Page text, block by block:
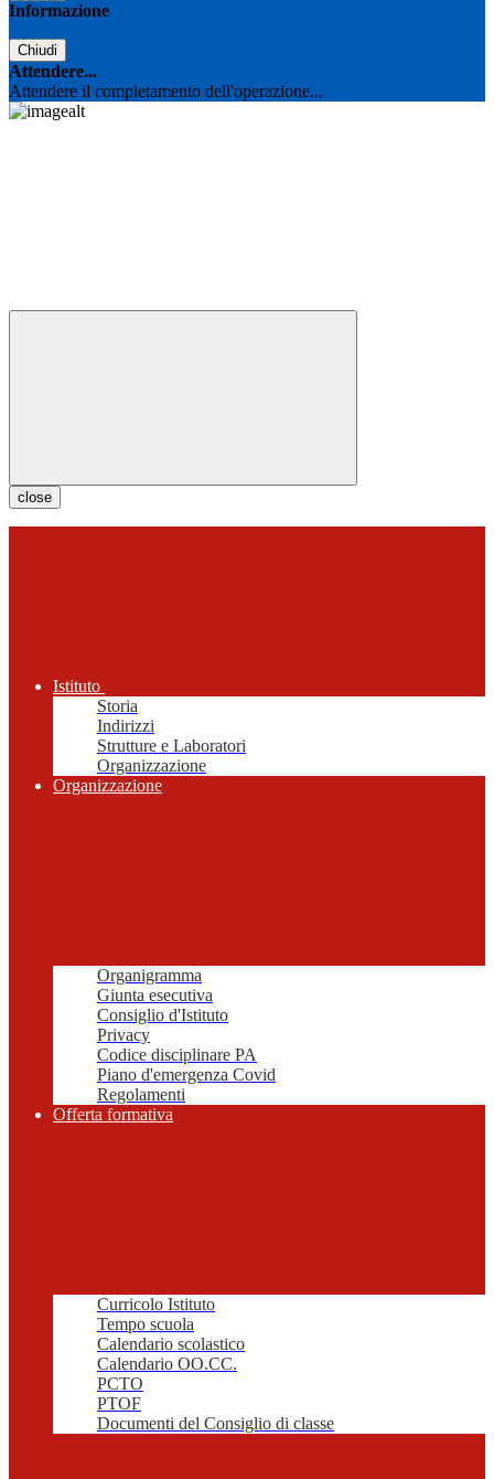
Informazione
Chiudi
Attendere...
Attendere il completamento dell'operazione...
close
Istituto
Storia
Indirizzi
Strutture e Laboratori
Organizzazione
Organizzazione
Organigramma
Giunta esecutiva
Consiglio d'Istituto
Privacy
Codice disciplinare PA
Piano d'emergenza Covid
Regolamenti
Offerta formativa
Curricolo Istituto
Tempo scuola
Calendario scolastico
Calendario OO.CC.
PCTO
PTOF
Documenti del Consiglio di classe